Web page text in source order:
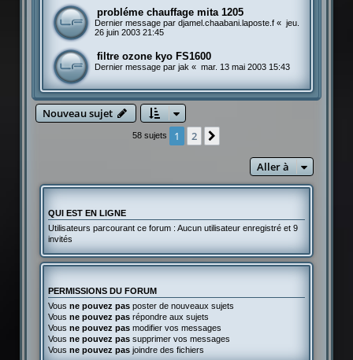
probléme chauffage mita 1205
Dernier message par djamel.chaabani.laposte.f« jeu.
26 juin 2003 21:45
filtre ozone kyo FS1600
Dernier message par jak« mar. 13 mai 2003 15:43
Nouveau sujet
58 sujets 1 2
Aller à
QUI EST EN LIGNE
Utilisateurs parcourant ce forum : Aucun utilisateur enregistré et 9
invités
PERMISSIONS DU FORUM
Vous ne pouvez pasposter de nouveaux sujets
Vous ne pouvez pasrépondre aux sujets
Vous ne pouvez pasmodifier vos messages
Vous ne pouvez passupprimer vos messages
Vous ne pouvez pasjoindre des fichiers